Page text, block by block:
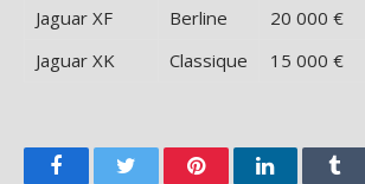
Jaguar XF Berline 20 000 €
Jaguar XK
Classique 15 000 €